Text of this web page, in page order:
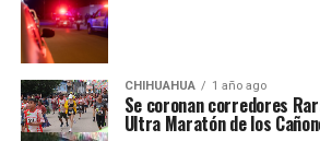
CHIHUAHUA 1 año ago
Se coronan corredores
Ultra Maratón de los